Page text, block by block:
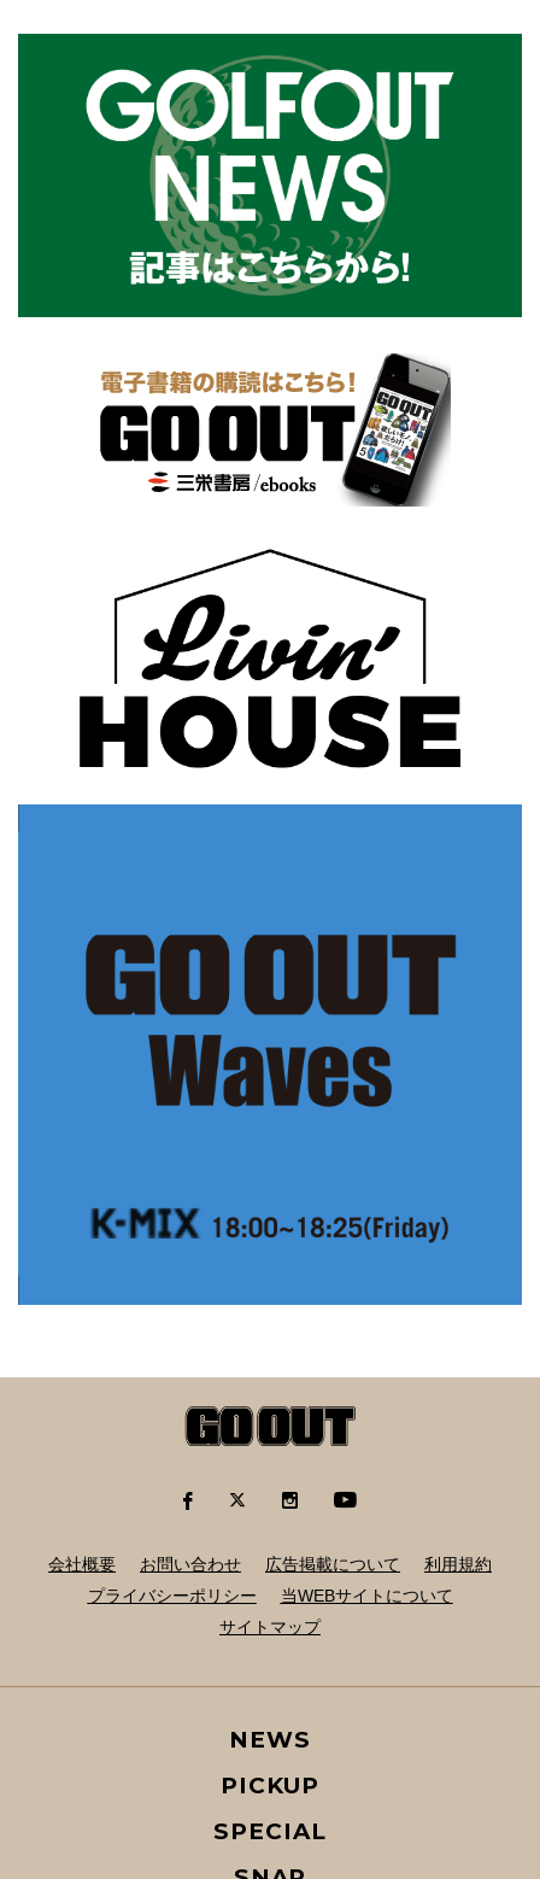
会社概要 お問い合わせ 広告掲載について
利用規約
プライバシーポリシー
当WEBサイトについて
サイトマップ
NEWS
PICKUP
SPECIAL